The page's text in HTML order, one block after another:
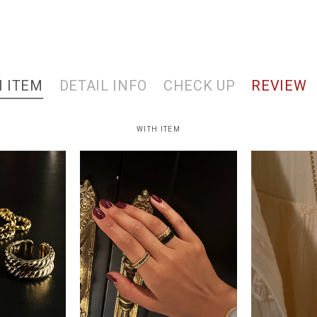
ITEM DETAIL INFO CHECK UP REVIEW
WITH ITEM